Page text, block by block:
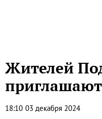
Жителей
приглашают
18:10 03 декабря 2024